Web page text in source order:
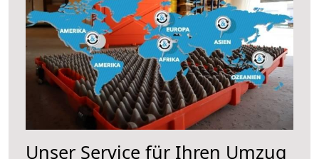
Unser Service für Ihren Umzug